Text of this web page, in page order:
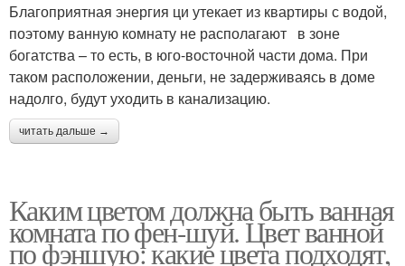
Благоприятная энергия ци утекает из квартиры с водой,
поэтому ванную комнату не располагают в зоне
богатства – то есть, в юго-восточной части дома. При
таком расположении, деньги, не задерживаясь в доме
надолго, будут уходить в канализацию.
читать дальше →
Каким цветом должна быть ванная
комната по фен-шуй. Цвет ванной
по фэншую: какие цвета подходят,